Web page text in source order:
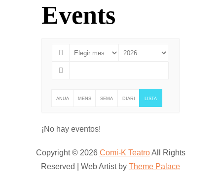
Events
ANUA MENS SEMA DIARI LISTA
¡No hay eventos!
Copyright © 2026 Comi-K TeatroAll Rights
Reserved | Web Artist by Theme Palace